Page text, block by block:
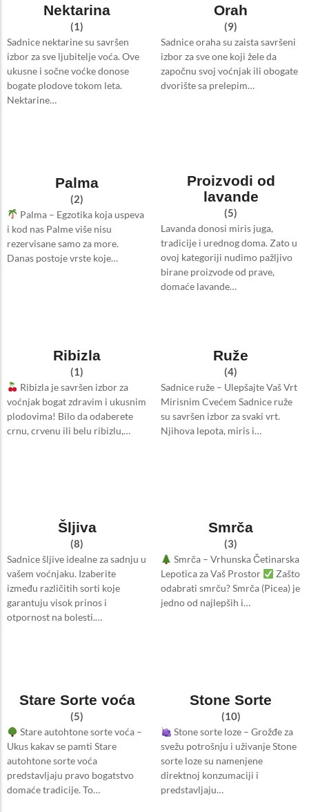
Nektarina
(1)
Sadnice nektarine su savršen
izbor za sve ljubitelje voća. Ove
ukusne i sočne voćke donose
bogate plodove tokom leta.
Nektarine…
Orah
(9)
Sadnice oraha su zaista savršeni
izbor za sve one koji žele da
započnu svoj voćnjak ili obogate
dvorište sa prelepim…
Palma
(2)
Palma – Egzotika koja uspeva
i kod nas Palme više nisu
rezervisane samo za more.
Danas postoje vrste koje…
Proizvodi od
lavande
(5)
Lavanda donosi miris juga,
tradicije i urednog doma. Zato u
ovoj kategoriji nudimo pažljivo
birane proizvode od prave,
domaće lavande…
Ribizla
(1)
Ribizla je savršen izbor za
voćnjak bogat zdravim i ukusnim
plodovima! Bilo da odaberete
crnu, crvenu ili belu ribizlu,…
Ruže
(4)
Sadnice ruže – Ulepšajte Vaš Vrt
Mirisnim Cvećem Sadnice ruže
su savršen izbor za svaki vrt.
Njihova lepota, miris i…
Šljiva
(8)
Sadnice šljive idealne za sadnju u
vašem voćnjaku. Izaberite
između različitih sorti koje
garantuju visok prinos i
otpornost na bolesti.…
Smrča
(3)
Smrča – Vrhunska Četinarska
Lepotica za Vaš Prostor
Zašto
odabrati smrču? Smrča (Picea) je
jedno od najlepših i…
Stare Sorte voća
(5)
Stare autohtone sorte voća –
Ukus kakav se pamti Stare
autohtone sorte voća
predstavljaju pravo bogatstvo
domaće tradicije. To…
Stone Sorte
(10)
Stone sorte loze – Grožđe za
svežu potrošnju i uživanje Stone
sorte loze su namenjene
direktnoj konzumaciji i
predstavljaju…